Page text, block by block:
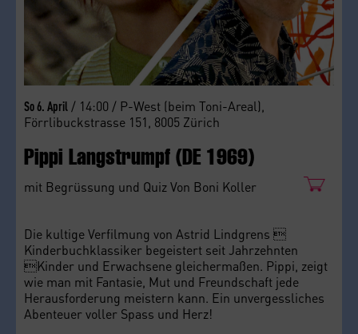
So 6. April / 14:00 / P-West (beim Toni-Areal),
Förrlibuckstrasse 151, 8005 Zürich
Pippi Langstrumpf (DE 1969)
mit Begrüssung und Quiz Von Boni Koller
Die kultige Verfilmung von Astrid Lindgrens 
Kinderbuchklassiker begeistert seit Jahrzehnten
Kinder und Erwachsene gleichermaßen. Pippi, zeigt
wie man mit Fantasie, Mut und Freundschaft jede
Herausforderung meistern kann. Ein unvergessliches
Abenteuer voller Spass und Herz!